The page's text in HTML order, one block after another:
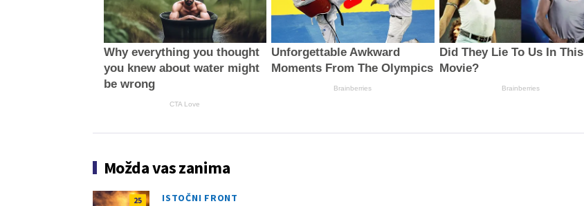
Why everything you thought
you knew about water might
be wrong
CTA Love
Unforgettable Awkward
Moments From The Olympics
Brainberries
Did They Lie To Us In This
Movie?
Brainberries
Možda vas zanima
25 ISTOČNI FRONT